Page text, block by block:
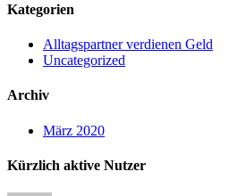
Kategorien
Alltagspartner verdienen Geld
Uncategorized
Archiv
März 2020
Kürzlich aktive Nutzer